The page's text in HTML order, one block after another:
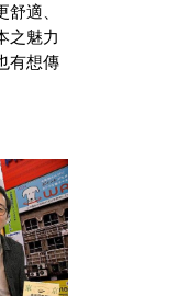
適、
之魅力
有想傳